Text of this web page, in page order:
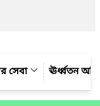
সেবা ঊর্ধ্বতন